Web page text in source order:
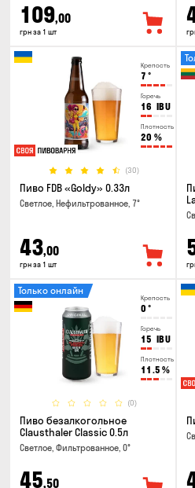
109,00
грн за 1 шт
Крепость
7 °
Горечь
16 IBU
Плотность
20 %
(30)
Пиво FDB «Goldy» 0.33л
Светлое, Нефильтрованное, 7°
43,00
грн за 1 шт
Крепость
0 °
Горечь
15 IBU
Плотность
11.5 %
(0)
Только онлайн
Пиво безалкогольное
Clausthaler Classic 0.5л
Светлое, Фильтрованное, 0°
45,50